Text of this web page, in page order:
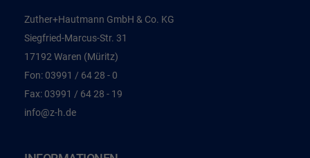
Zuther+Hautmann GmbH & Co. KG
Siegfried-Marcus-Str. 31
17192 Waren (Müritz)
Fon: 03991 / 64 28 - 0
Fax: 03991 / 64 28 - 19
info@z-h.de